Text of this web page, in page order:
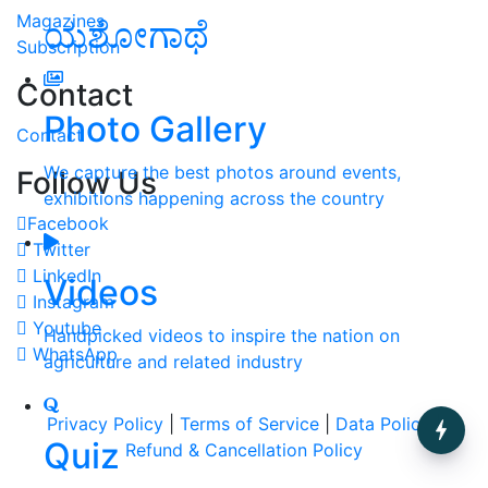
ಯಶೋಗಾಥೆ
Photo Gallery
We capture the best photos around events,
exhibitions happening across the country
Videos
Handpicked videos to inspire the nation on
agriculture and related industry
Quiz
Magazines
Subscription
Contact
Contact
Follow Us
Facebook
Twitter
LinkedIn
Instagram
Youtube
WhatsApp
Privacy Policy Terms of Service Data Policy
|
Refund & Cancellation Policy